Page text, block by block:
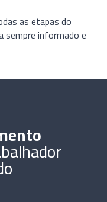
as etapas do
sempre informado e